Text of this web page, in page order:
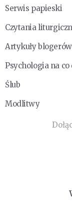
Serwis papieski
Czytania
Artykuły blogerów
Psychologia na co
Ślub
Modlitwy